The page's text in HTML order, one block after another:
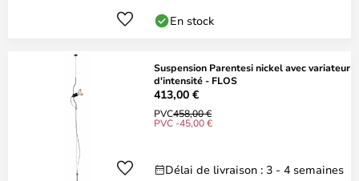
En stock
Suspension Parentesi nickel avec variateur
d'intensité - FLOS
413,00 €
PVC458,00 €
PVC -45,00 €
Délai de livraison : 3 - 4 semaines